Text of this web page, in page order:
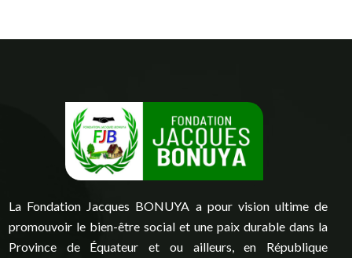
La Fondation Jacques BONUYA a pour vision ultime de
promouvoir le bien-être social et une paix durable dans la
Province de Équateur et ou ailleurs, en République